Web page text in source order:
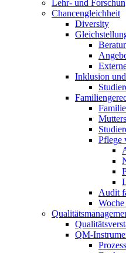
Lehr- und
Chancengleichheit
Diversity
Inklusion
Pflege
Audit
QM-